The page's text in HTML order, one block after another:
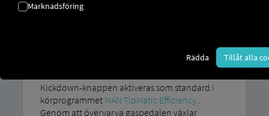
Kickdown-knappen aktiveras som standard i
körprogrammet MAN TipMatic Efficiency.
Genom att övervarva gaspedalen växlar
Marknadsföring
Rädda Tillåt alla